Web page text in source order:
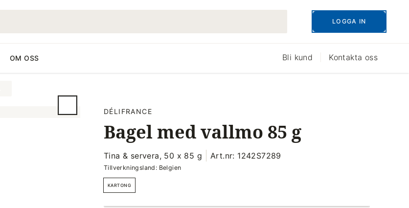
LOGGA IN
OM OSS Bli kund Kontakta oss
DÉLIFRANCE
Bagel med vallmo 85 g
Tina & servera, 50 x 85 g Art.nr: 1242S7289
Tillverkningsland: Belgien
KARTONG